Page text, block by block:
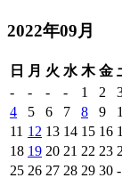
2022年09月
日 月 火 水 木 金
-
- - - 1 2
4
5 6 7 8 9
11 12 13 14 15 16
18 19 20 21 22 23
25 26 27 28 29 30 -